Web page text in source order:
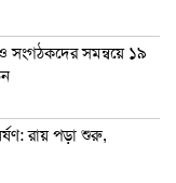
সংগঠকদের সমন্বয়ে ১৯
রায় পড়া শুরু,